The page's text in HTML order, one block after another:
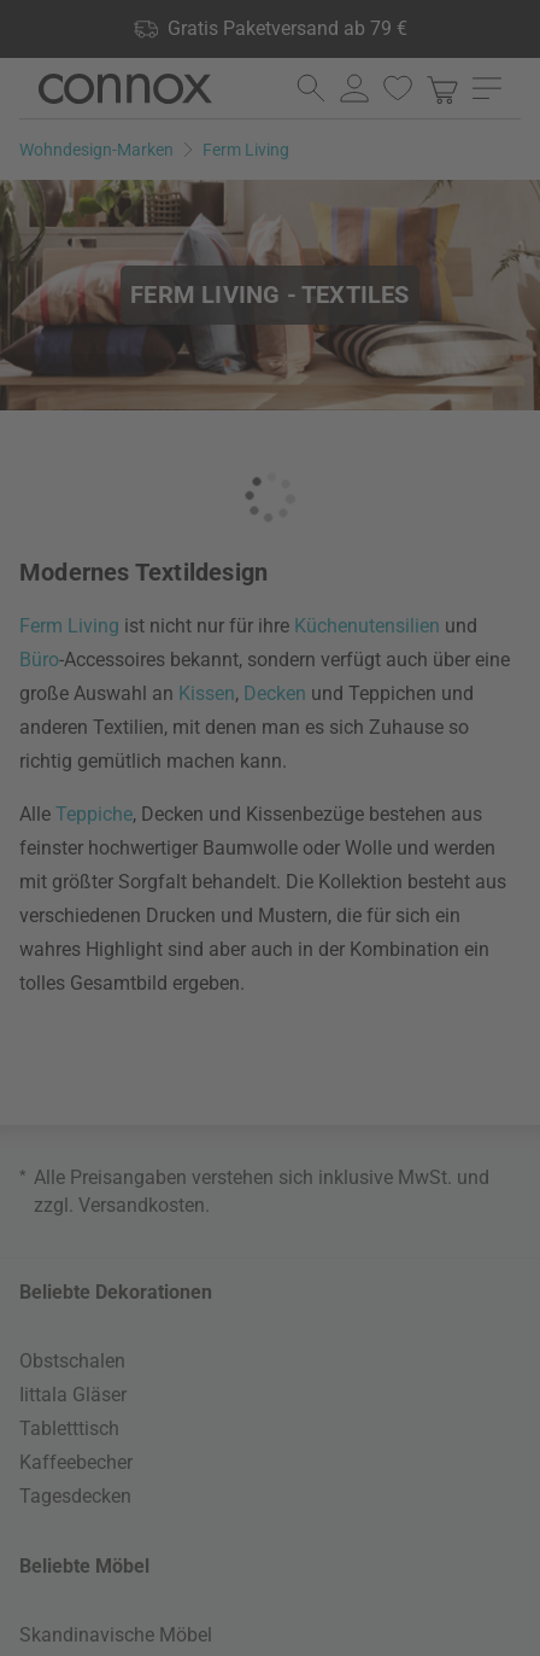
Gratis Paketversand ab 79 €
lagernd, 60 Tage Rückgaberecht
Direkt
Seiteninhalt
Direkt
Suchfeld
Wohndesign-Marken Ferm Living
FERM LIVING - TEXTILES
Modernes Textildesign
Ferm Living ist nicht nur für ihre Küchenutensilien und
Büro-Accessoires bekannt, sondern verfügt auch über eine
große Auswahl an Kissen, Decken und Teppichen und
anderen Textilien, mit denen man es sich Zuhause so
richtig gemütlich machen kann.
Alle Teppiche, Decken und Kissenbezüge bestehen aus
feinster hochwertiger Baumwolle oder Wolle und werden
mit größter Sorgfalt behandelt. Die Kollektion besteht aus
verschiedenen Drucken und Mustern, die für sich ein
wahres Highlight sind aber auch in der Kombination ein
tolles Gesamtbild ergeben.
* Alle Preisangaben verstehen sich inklusive MwSt. und
zzgl. Versandkosten.
Beliebte Dekorationen
Obstschalen
Iittala Gläser
Tabletttisch
Kaffeebecher
Tagesdecken
Beliebte Möbel
Skandinavische Möbel